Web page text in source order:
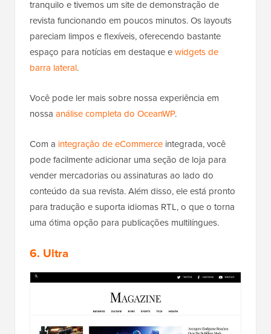
tranquilo e tivemos um site de demonstração de
revista funcionando em poucos minutos. Os layouts
pareciam limpos e flexíveis, oferecendo bastante
espaço para notícias em destaque ewidgets de
barra lateral.
Você pode ler mais sobre nossa experiência em
nossa análise completa do OceanWP.
Com a integração de eCommerce integrada, você
pode facilmente adicionar uma seção de loja para
vender mercadorias ou assinaturas ao lado do
conteúdo da sua revista. Além disso, ele está pronto
para tradução e suporta idiomas RTL, o que o torna
uma ótima opção para publicações multilíngues.
6. Ultra